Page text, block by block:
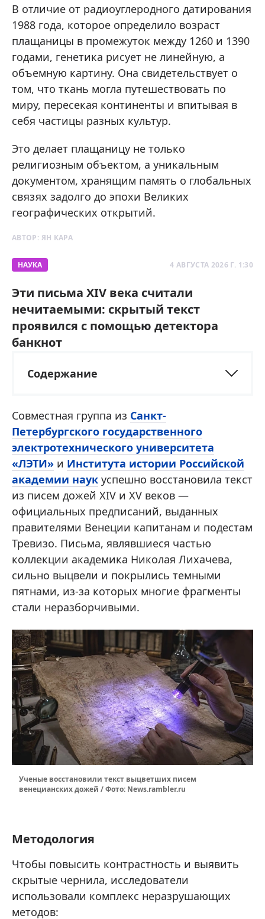
В отличие от радиоуглеродного датирования
1988 года, которое определило возраст
плащаницы в промежуток между 1260 и 1390
годами, генетика рисует не линейную, а
объемную картину. Она свидетельствует о
том, что ткань могла путешествовать по
миру, пересекая континенты и впитывая в
себя частицы разных культур.
Это делает плащаницу не только
религиозным объектом, а уникальным
документом, хранящим память о глобальных
связях задолго до эпохи Великих
географических открытий.
АВТОР: ЯН КАРА
НАУКА 4 АВГУСТА 2026 Г. 1:30
Эти письма XIV века считали
нечитаемыми: скрытый текст
проявился с помощью детектора
банкнот
Содержание
Совместная группа из Санкт-
Петербургского государственного
электротехнического университета
«ЛЭТИ» и Института истории Российской
академии наук успешно восстановила текст
из писем дожей XIV и XV веков —
официальных предписаний, выданных
правителями Венеции капитанам и подестам
Тревизо. Письма, являвшиеся частью
коллекции академика Николая Лихачева,
сильно выцвели и покрылись темными
пятнами, из-за которых многие фрагменты
стали неразборчивыми.
Ученые восстановили текст выцветших писем
венецианских дожей / Фото: News.rambler.ru
Методология
Чтобы повысить контрастность и выявить
скрытые чернила, исследователи
использовали комплекс неразрушающих
методов: